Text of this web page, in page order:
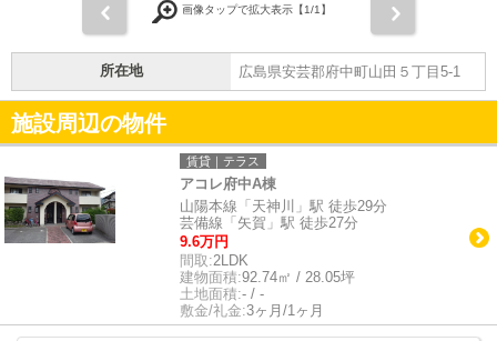
画像タップで拡大表示【1/1】
所在地 広島県安芸郡府中町山田５丁目5-1
施設周辺の物件
賃貸｜テラス
アコレ府中A棟
山陽本線「天神川」駅 徒歩29分
芸備線「矢賀」駅 徒歩27分
9.6万円
間取:2LDK
建物面積:92.74㎡ / 28.05坪
土地面積:- / -
敷金/礼金:3ヶ月/1ヶ月